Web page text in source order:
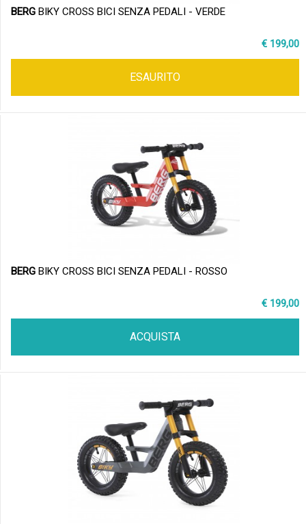
BERG BIKY CROSS BICI SENZA PEDALI - VERDE
€ 199,00
ESAURITO
BERG BIKY CROSS BICI SENZA PEDALI - ROSSO
€ 199,00
ACQUISTA